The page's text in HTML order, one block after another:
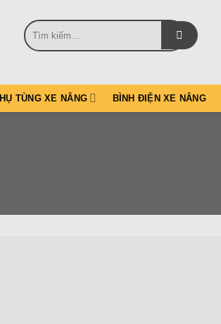
Tìm
kiếm:
TÙNG XE NÂNG BÌNH ĐIỆN XE NÂNG